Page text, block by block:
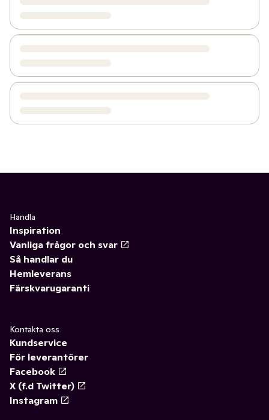
Handla
Inspiration
Vanliga frågor och svar
Så handlar du
Hemleverans
Färskvarugaranti
Kontakta oss
Kundservice
För leverantörer
Facebook
X (f.d Twitter)
Instagram